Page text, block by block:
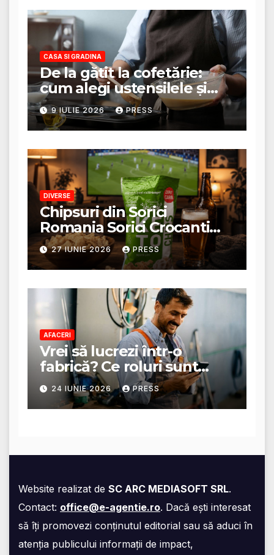
CASA SI GRADINA
De la gătit la cofetărie:
cum alegi ustensilele și
tigăile potrivite pentru un
rezultat perfect
9 IULIE 2026 PRESS
DIVERSE
Chipsuri din Sorici
Romania Sorici Crocanti
Magazin Online
27 IUNIE 2026 PRESS
AFACERI
Vrei să lucrezi într-o
fabrică? Ce roluri sunt
disponibile și ce presupun
acestea
24 IUNIE 2026 PRESS
Website realizat de SC ARC MEDIASOFT SRL.
Contact: office@e-agentie.ro. Dacă ești interesat
să îți promovezi conținutul editorial sau să aduci în
atenția publicului informații de impact,